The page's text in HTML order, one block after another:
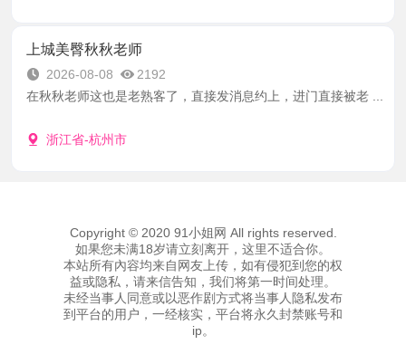
上城美臀秋秋老师
2026-08-08
2192
在秋秋老师这也是老熟客了，直接发消息约上，进门直接被老 ...
浙江省-杭州市
Copyright © 2020 91小姐网 All rights reserved.
如果您未满18岁请立刻离开，这里不适合你。
本站所有內容均来自网友上传，如有侵犯到您的权
益或隐私，请来信告知，我们将第一时间处理。
未经当事人同意或以恶作剧方式将当事人隐私发布
到平台的用户，一经核实，平台将永久封禁账号和
ip。